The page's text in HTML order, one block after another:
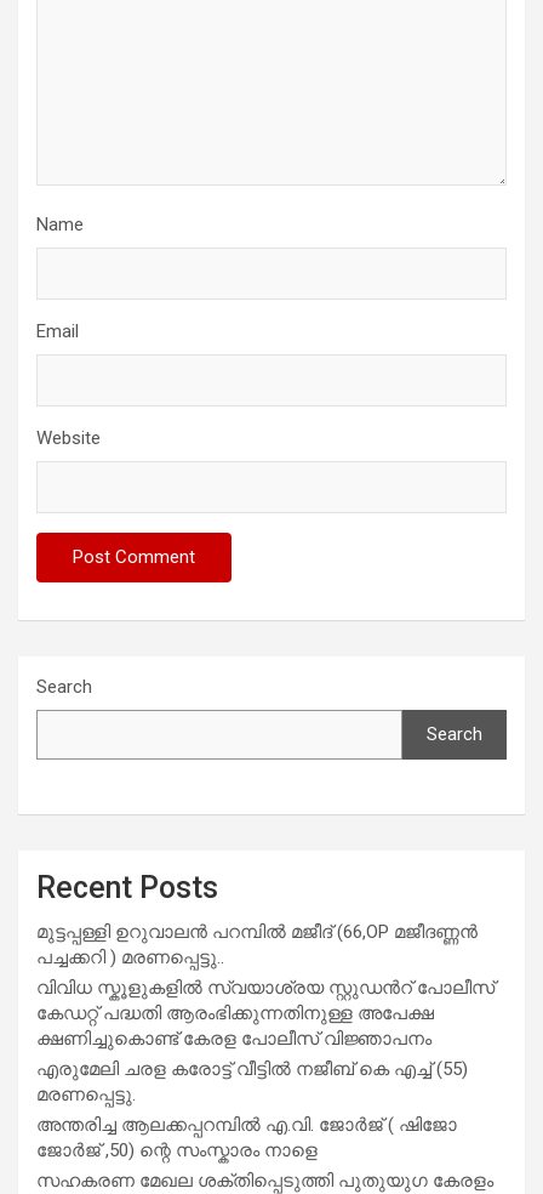
Name
Email
Website
Search
Search
Recent Posts
മുട്ടപ്പള്ളി ഉറുവാലൻ പറമ്പിൽ മജീദ് (66,OP മജീദണ്ണൻ
പച്ചക്കറി ) മരണപ്പെട്ടു..
വിവിധ സ്കൂളുകളില്‍ സ്വയാശ്രയ സ്റ്റുഡന്‍റ് പോലീസ്
കേഡറ്റ് പദ്ധതി ആരംഭിക്കുന്നതിനുള്ള അപേക്ഷ
ക്ഷണിച്ചുകൊണ്ട് കേരള പോലീസ് വിജ്ഞാപനം
എരുമേലി ചരള കരോട്ട് വീട്ടിൽ നജീബ് കെ എച്ച് (55)
മരണപ്പെട്ടു.
അന്തരിച്ച ആ​ല​ക്ക​പ്പ​റമ്പിൽ​ എ.​വി. ജോ​ർ​ജ് ( ഷിജോ
ജോർജ് ,50) ന്റെ സംസ്കാരം നാളെ
സഹകരണ മേഖല ശക്തിപ്പെടുത്തി പുതുയുഗ കേരളം